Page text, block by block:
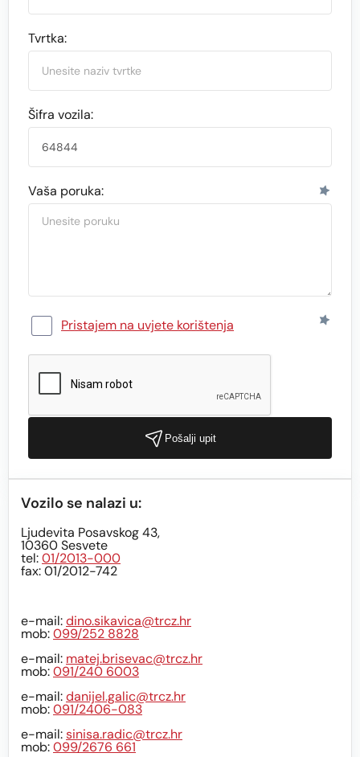
Tvrtka:
Šifra vozila:
Vaša poruka:
Pristajem na uvjete korištenja
Pošalji upit
Vozilo se nalazi u:
Ljudevita Posavskog 43,
10360 Sesvete
tel:01/2013-000
fax: 01/2012-742
e-mail:dino.sikavica@trcz.hr
mob:099/252 8828
e-mail: matej.brisevac@trcz.hr
mob:091/240 6003
e-mail:danijel.galic@trcz.hr
mob:091/2406-083
e-mail:sinisa.radic@trcz.hr
mob:099/2676 661